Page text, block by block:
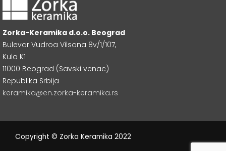
Zorka-Keramika d.o.o. Beograd
Bulevar Vudroa Vilsona 8v/1/107,
Kula K1
11000 Beograd (Savski venac)
Republika Srbija
keramika@en.zorka-keramika.rs
Copyright © Zorka Keramika 2022